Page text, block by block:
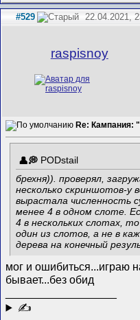
#529 22.04.2021,
raspisnoy
Re: Кампания:
PODstail
брехня)). проверял,
несколько скриншотов-у
вырастала численность
менее 4 в одном слоте.
4 в нескольких слотах,
один из слотов, а не в
дерева на конечный
мог и ошибиться...играю
бывает...без обид
✍